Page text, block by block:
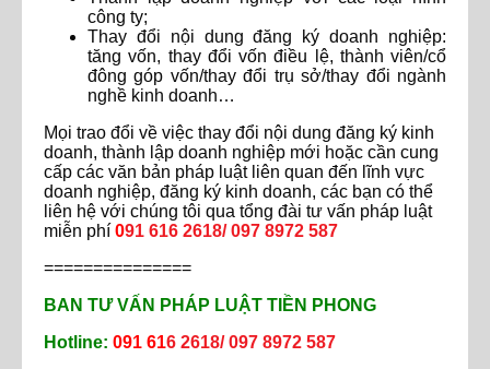
công ty;
Thay đổi nội dung đăng ký doanh nghiệp:
tăng vốn, thay đổi vốn điều lệ, thành viên/cổ
đông góp vốn/thay đổi trụ sở/thay đổi ngành
nghề kinh doanh…
Mọi trao đổi về việc thay đổi nội dung đăng ký kinh
doanh, thành lập doanh nghiệp mới hoặc cần cung
cấp các văn bản pháp luật liên quan đến lĩnh vực
doanh nghiệp, đăng ký kinh doanh, các bạn có thể
liên hệ với chúng tôi qua tổng đài tư vấn pháp luật
miễn phí 091 616 2618/ 097 8972 587
===============
BAN TƯ VẤN PHÁP LUẬT TIỀN PHONG
Hotline: 091 616 2618/ 097 8972 587